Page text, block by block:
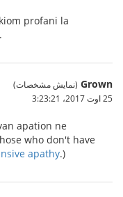
profani la
Grown (نمایش مشخصات)
25 اوت 2017،‏ 3:23:21
apation ne
who don't have
apathy.)